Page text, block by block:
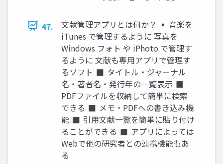
47.
文献管理アプリとは何か？ ▪ 音楽を
iTunes で管理するように 写真を
Windows フォト や iPhoto で管理す
るように 文献も専用アプリで管理す
るソフト ◼ タイトル・ジャーナル
名・著者名・発行年の一覧表示 ◼
PDFファイルを収納して簡単に検索
できる ◼ メモ・PDFへの書き込み機
能 ◼ 引用文献一覧を簡単に貼り付け
ることができる ◼ アプリによっては
Webで他の研究者との連携機能もあ
る